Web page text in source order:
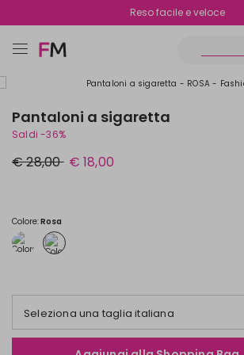
Reso facile e veloce
Spedizione gratuita oltre i €70
Pantaloni a sigaretta
Saldi -36%
Prezzo
originale
€ 28,00 Nuovo
prezzo
€ 18,00
Colore:Rosa
Seleziona una taglia italiana